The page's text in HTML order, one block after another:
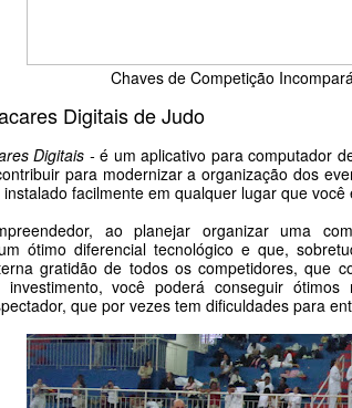
Chaves de Competição
Digitais de Judo
Digitais -é um aplicativo para computador
para modernizar a organização dos
facilmente em qualquer lugar que
ao planejar organizar uma
ótimo diferencial tecnológico e que,
gratidão de todos os competidores, que
investimento, você poderá conseguir
que por vezes tem dificuldades para